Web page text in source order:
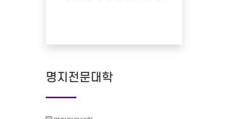
명지전문대학